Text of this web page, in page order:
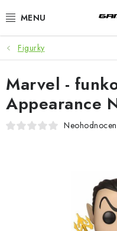
na
KATEGORIE
FILMY A SERIÁLY
HRY
Figurky
Marvel -
Appearance